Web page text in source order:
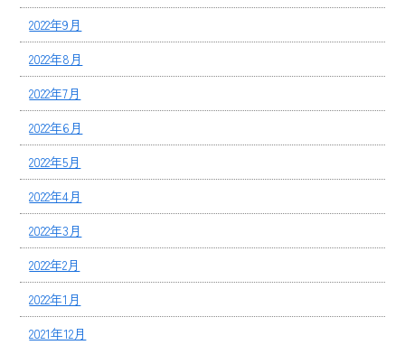
2022年9月
2022年8月
2022年7月
2022年6月
2022年5月
2022年4月
2022年3月
2022年2月
2022年1月
2021年12月